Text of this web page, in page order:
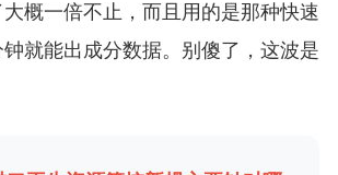
概一倍不止，而且用的是那种快速
就能出成分数据。别傻了，这波是